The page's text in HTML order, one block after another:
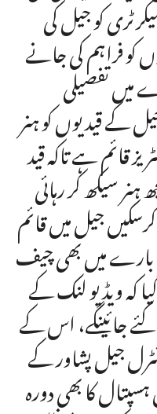
کو جیل کی
کو فراہم کی جانے
میں تفصیلی
کے قیدیوں کو ہنر
قائم ہے تاکہ قید
سیکھ کر رہائی
جیل میں قائم
بارے میں بھی چیف
کہ ویڈیو لنک کے
جائینگے، اس کے
جیل پشاور کے
کا بھی دورہ